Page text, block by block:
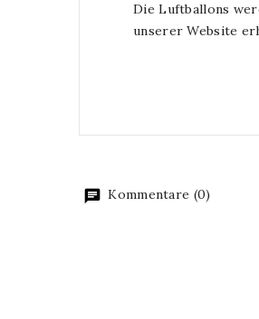
Die Luftballons
unserer Website
Kommentare (0)